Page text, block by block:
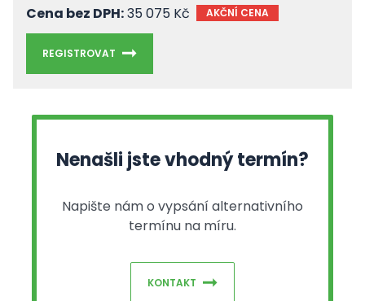
Cena bez DPH:35 075 Kč AKČNÍ CENA
REGISTROVAT
Nenašli jste vhodný termín?
Napište nám o vypsání alternativního
termínu na míru.
KONTAKT